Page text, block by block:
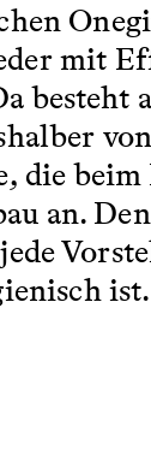
mit
besteht
beim
an.
ist.